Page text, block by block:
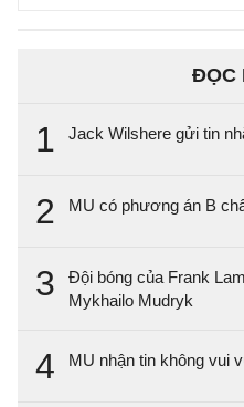
ĐỌC
1 Jack Wilshere gửi tin
2 MU có phương án B
3
Đội bóng của Frank
Mykhailo Mudryk
4 MU nhận tin không vui